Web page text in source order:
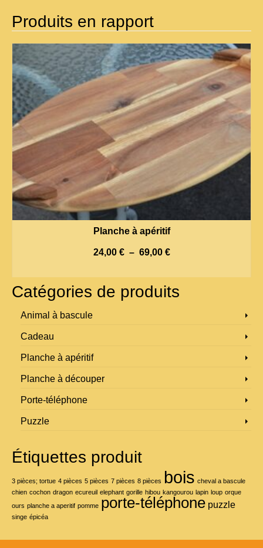
Produits en rapport
Planche à apéritif
24,00 € – 69,00 €Plage
à
produit
Catégories de produits
Animal à bascule
Cadeau
Planche à apéritif
Planche à découper
Porte-téléphone
Puzzle
Étiquettes produit
3 pièces; tortue 4 pièces 5 pièces 7 pièces 8 pièces bois cheval a bascule
chien cochon dragon ecureuil elephant gorille hibou kangourou lapin loup orque
ours planche a aperitif pomme porte-téléphone puzzle
singe épicéa